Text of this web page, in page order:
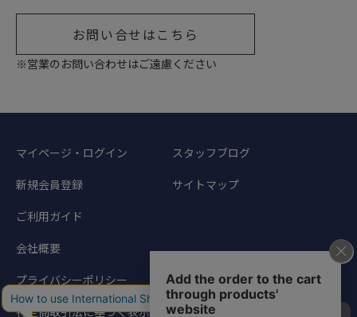
お問い合せはこちら
※営業のお問い合わせはご遠慮ください
マイページ・ログイン
新規会員登録
ご利用ガイド
会社概要
プライバシーポリシー
特定商取引法に基づく表示
スタッフブログ
サイトマップ